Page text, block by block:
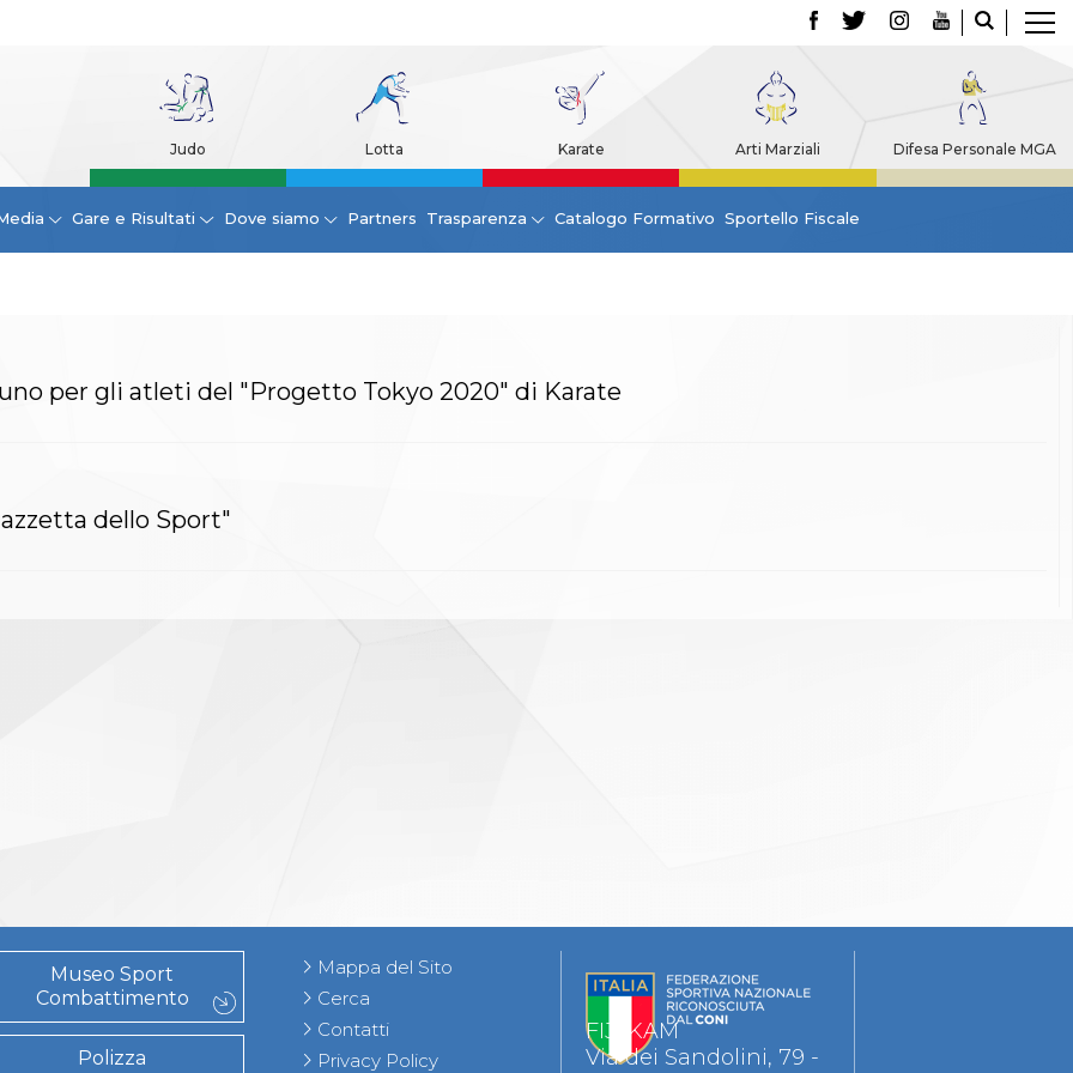
Judo Lotta Karate Arti Marziali Difesa Personale MGA
Gare e Risultati Dove siamo Partners Trasparenza Catalogo Formativo Sportello Fiscale
per gli atleti del "Progetto Tokyo 2020" di Karate
dello Sport"
Museo Sport
Combattimento
Polizza
Mappa del Sito
Cerca
Contatti
Privacy Policy
FIJLKAM
Via dei Sandolini, 79 -